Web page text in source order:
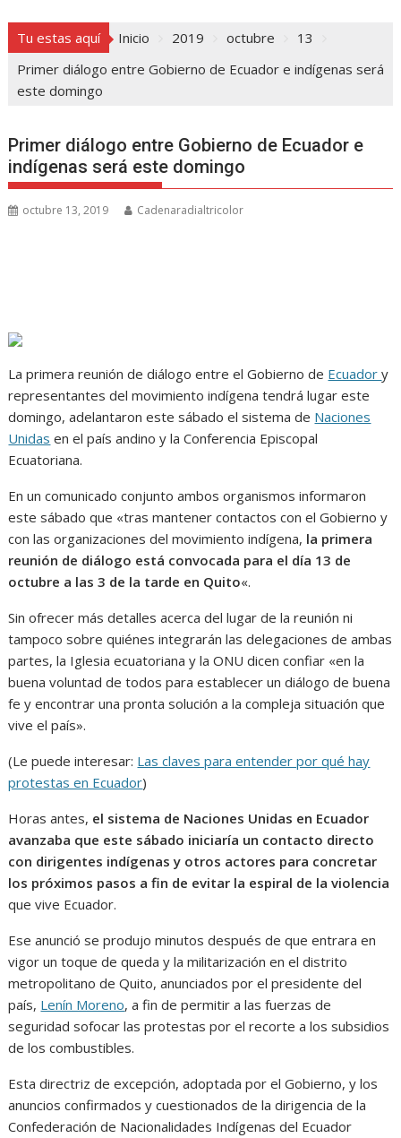
Tu estas aquí Inicio 2019 octubre
13
Primer diálogo entre Gobierno de Ecuador e indígenas será
este domingo
Primer diálogo entre Gobierno de Ecuador e
indígenas será este domingo
octubre 13, 2019 Cadenaradialtricolor
La primera reunión de diálogo entre el Gobierno de Ecuadory
representantes del movimiento indígena tendrá lugar este
domingo, adelantaron este sábado el sistema de Naciones
Unidas en el país andino y la Conferencia Episcopal
Ecuatoriana.
En un comunicado conjunto ambos organismos informaron
este sábado que «tras mantener contactos con el Gobierno y
con las organizaciones del movimiento indígena, la primera
reunión de diálogo está convocada para el día 13 de
octubre a las 3 de la tarde en Quito«.
Sin ofrecer más detalles acerca del lugar de la reunión ni
tampoco sobre quiénes integrarán las delegaciones de ambas
partes, la Iglesia ecuatoriana y la ONU dicen confiar «en la
buena voluntad de todos para establecer un diálogo de buena
fe y encontrar una pronta solución a la compleja situación que
vive el país».
(Le puede interesar: Las claves para entender por qué hay
protestas en Ecuador)
Horas antes, el sistema de Naciones Unidas en Ecuador
avanzaba que este sábado iniciaría un contacto directo
con dirigentes indígenas y otros actores para concretar
los próximos pasos a fin de evitar la espiral de la violencia
que vive Ecuador.
Ese anunció se produjo minutos después de que entrara en
vigor un toque de queda y la militarización en el distrito
metropolitano de Quito, anunciados por el presidente del
país, Lenín Moreno, a fin de permitir a las fuerzas de
seguridad sofocar las protestas por el recorte a los subsidios
de los combustibles.
Esta directriz de excepción, adoptada por el Gobierno, y los
anuncios confirmados y cuestionados de la dirigencia de la
Confederación de Nacionalidades Indígenas del Ecuador